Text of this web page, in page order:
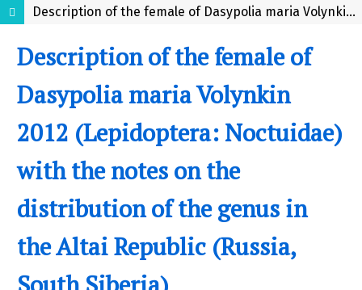
Description of the female of Dasypolia maria Volynkin 2012 (Lepidoptera: Noctuidae) with the notes on the distribution of the genus in the Altai Republic (Russia, South Siberia)